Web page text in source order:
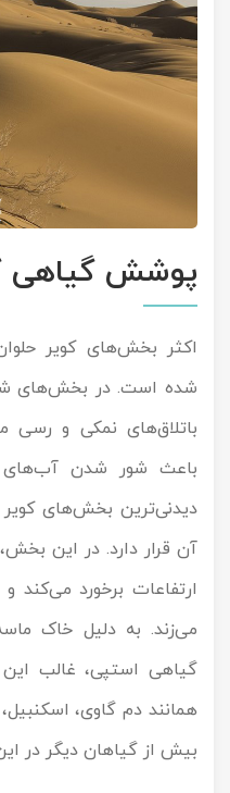
پوشش گیاهی
اکثر بخش‌های کویر
شده است. در بخش‌های
باتلاق‌های نمکی و
باعث شور شدن آب‌های
دیدنی‌ترین بخش‌های
آن قرار دارد. در این
ارتفاعات برخورد می‌کند
می‌زند. به دلیل خاک
گیاهی استپی، غالب این
همانند دم گاوی،
بیش از گیاهان دیگر در